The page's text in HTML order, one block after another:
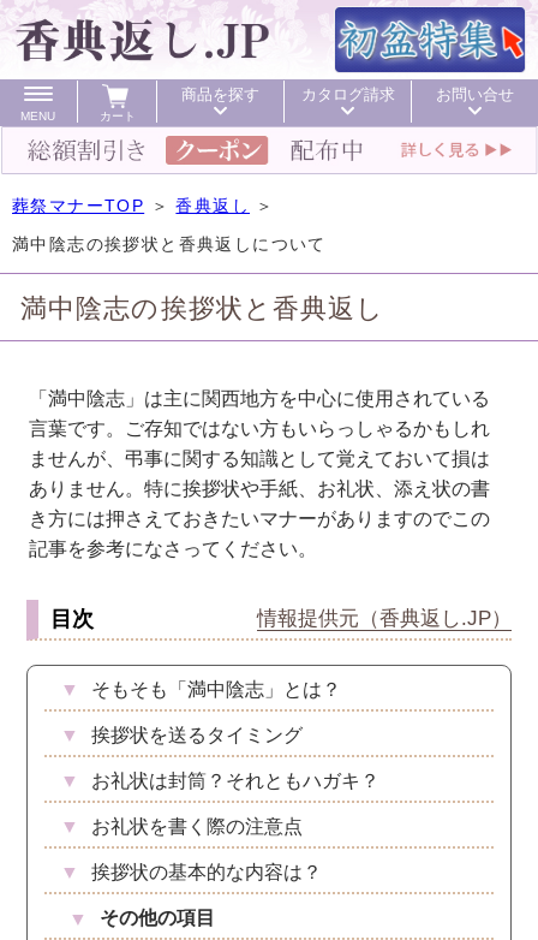
MENU カート
商品を探す
カテゴリ
頂いた金額 初盆 お返し 40%OFF
お値引き 送料無料 カタログ
価格で探す
初盆 お返し
40%OFF
送料無料
カタログギフト
特選ギフト
短納期
カタログ請求 お問い合せ
葬祭マナーTOP ＞ 香典返し
＞
満中陰志の挨拶状と香典返しについて
満中陰志の挨拶状と香典返し
「満中陰志」は主に関西地方を中心に使用されている
言葉です。ご存知ではない方もいらっしゃるかもしれ
ませんが、弔事に関する知識として覚えておいて損は
ありません。特に挨拶状や手紙、お礼状、添え状の書
き方には押さえておきたいマナーがありますのでこの
記事を参考になさってください。
目次 情報提供元（香典返し.JP）
▼ そもそも「満中陰志」とは？
▼ 挨拶状を送るタイミング
▼ お礼状は封筒？それともハガキ？
▼ お礼状を書く際の注意点
▼ 挨拶状の基本的な内容は？
▼ その他の項目